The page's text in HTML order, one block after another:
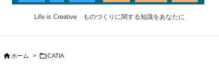
Life is Creative ものづくりに関する知識をあなたに

ホーム > CATIA